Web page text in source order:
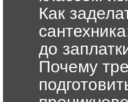
Как
до
Почему